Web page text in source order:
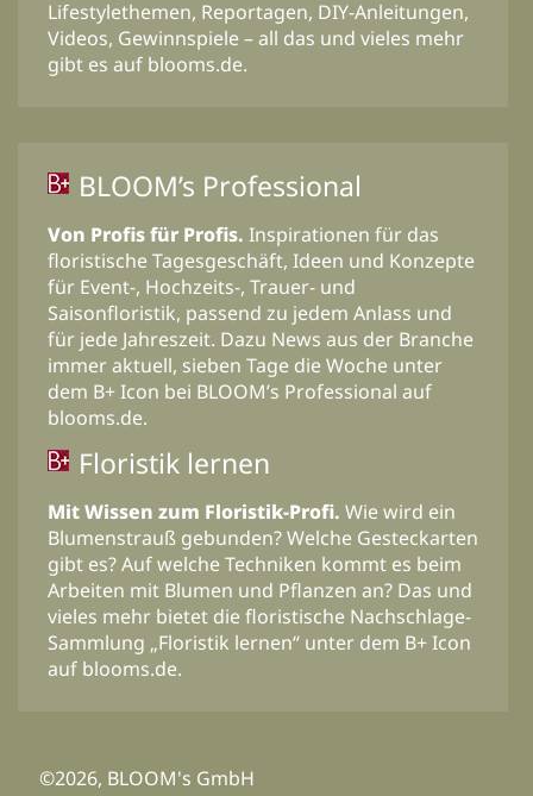
Lifestylethemen, Reportagen, DIY-Anleitungen,
Videos, Gewinnspiele – all das und vieles mehr
gibt es auf blooms.de.
BLOOM’s Professional
Von Profis für Profis. Inspirationen für das
floristische Tagesgeschäft, Ideen und Konzepte
für Event-, Hochzeits-, Trauer- und
Saisonfloristik, passend zu jedem Anlass und
für jede Jahreszeit. Dazu News aus der Branche
immer aktuell, sieben Tage die Woche unter
dem B+ Icon bei BLOOM’s Professional auf
blooms.de.
Floristik lernen
Mit Wissen zum Floristik-Profi. Wie wird ein
Blumenstrauß gebunden? Welche Gesteckarten
gibt es? Auf welche Techniken kommt es beim
Arbeiten mit Blumen und Pflanzen an? Das und
vieles mehr bietet die floristische Nachschlage-
Sammlung „Floristik lernen“ unter dem B+ Icon
auf blooms.de.
©2026, BLOOM's GmbH